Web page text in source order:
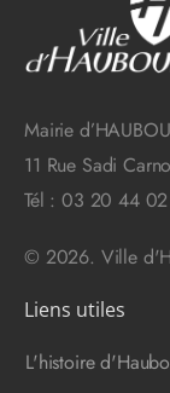
Mairie
11 Rue Sadi
Tél : 03 20 44
© 2026. Ville
Liens utiles
L'histoire